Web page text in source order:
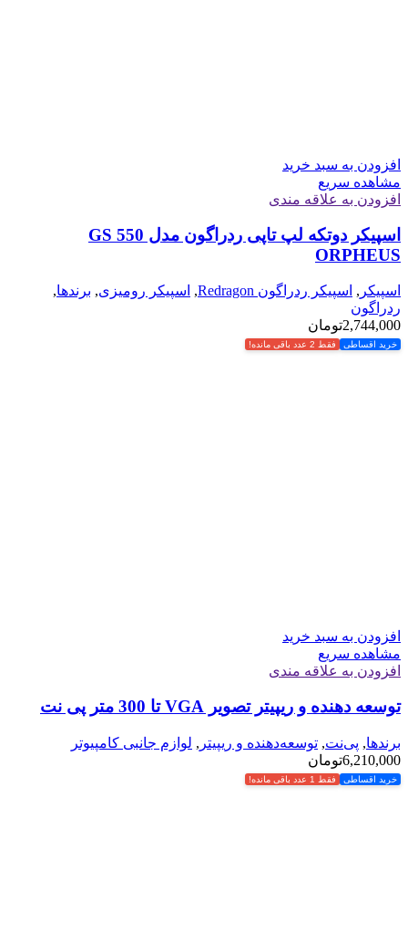
افزودن به سبد خرید
مشاهده سریع
افزودن به علاقه مندی
اسپیکر دوتکه لپ تاپی ردراگون مدل GS 550
ORPHEUS
اسپیکر , اسپیکر ردراگون Redragon , اسپیکر رومیزی, برندها,
ردراگون
2,744,000تومان
خرید اقساطی فقط 2 عدد باقی مانده!
افزودن به سبد خرید
مشاهده سریع
افزودن به علاقه مندی
توسعه دهنده و ریپیتر تصویر VGA تا 300 متر پی نت
برندها, پی‌نت, توسعه‌دهنده و ریپیتر , لوازم جانبی کامپیوتر
6,210,000تومان
خرید اقساطی فقط 1 عدد باقی مانده!